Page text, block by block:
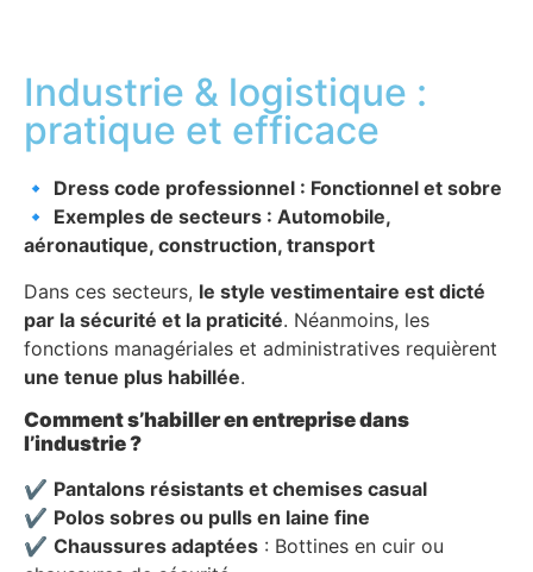
Industrie & logistique :
pratique et efficace
🔹 Dress code professionnel : Fonctionnel et sobre
🔹 Exemples de secteurs : Automobile,
aéronautique, construction, transport
Dans ces secteurs, le style vestimentaire est dicté
par la sécurité et la praticité. Néanmoins, les
fonctions managériales et administratives requièrent
une tenue plus habillée.
Comment s’habiller en entreprise dans
l’industrie ?
✔ Pantalons résistants et chemises casual
✔ Polos sobres ou pulls en laine fine
✔ Chaussures adaptées : Bottines en cuir ou